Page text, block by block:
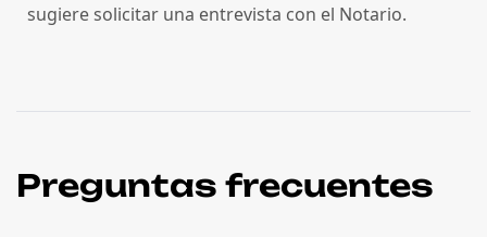
sugiere solicitar una entrevista con el Notario.
Preguntas frecuentes